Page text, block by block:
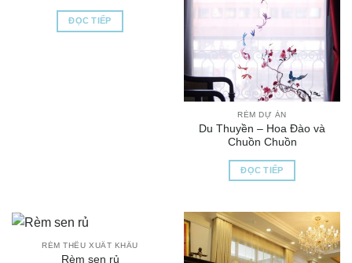
ĐỌC TIẾP
RÈM DỰ ÁN
Du Thuyền – Hoa Đào và
Chuồn Chuồn
ĐỌC TIẾP
RÈM THÊU XUẤT KHẨU
Rèm sen rủ